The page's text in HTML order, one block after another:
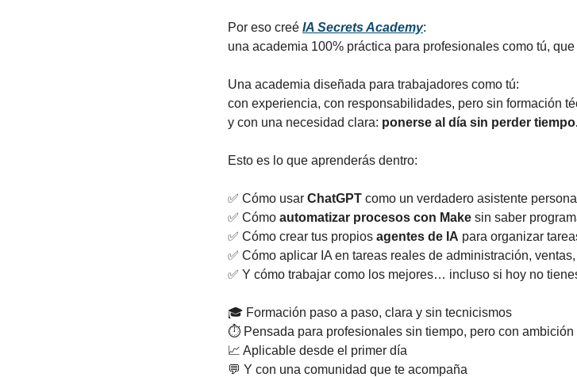
Por eso creé IA Secrets Academy:
una academia 100% práctica para profesionales como tú,
Una academia diseñada para trabajadores como tú:
con experiencia, con responsabilidades, pero sin formación
y con una necesidad clara: ponerse al día sin perder
Esto es lo que aprenderás dentro:
✅ Cómo usar ChatGPT como un verdadero asistente
✅ Cómo automatizar procesos con Make sin saber
✅ Cómo crear tus propios agentes de IA para organizar
✅ Cómo aplicar IA en tareas reales de administración,
✅ Y cómo trabajar como los mejores… incluso si hoy no
🎓 Formación paso a paso, clara y sin tecnicismos
⏱️ Pensada para profesionales sin tiempo, pero con ambición
📈 Aplicable desde el primer día
💬 Y con una comunidad que te acompaña